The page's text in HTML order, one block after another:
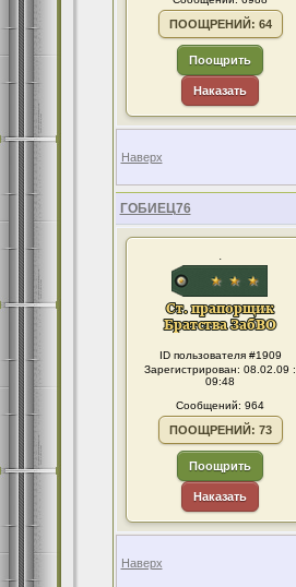
ПООЩРЕНИЙ: 64
Поощрить
Наказать
Наверх
ГОБИЕЦ76
.
ID пользователя #1909
Зарегистрирован: 08.02.09 :
09:48
Сообщений: 964
ПООЩРЕНИЙ: 73
Поощрить
Наказать
Наверх